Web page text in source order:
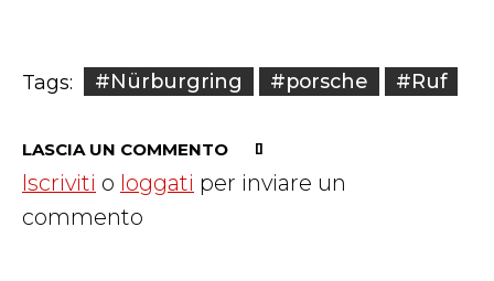
Tags: #Nürburgring #porsche #Ruf
LASCIA UN COMMENTO
Iscriviti o loggati per inviare un
commento